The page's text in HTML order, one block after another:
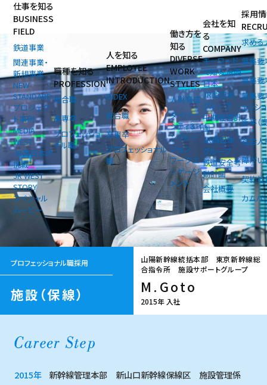
仕事を知る
BUSINESS
FIELD
鉄道事業
関連事業・
新規事業
NEW
STANDARD
プロジェク
ト事例
MEDIA
WEST
JR西日本の
挑戦
JR WEST
STORY
スペシャル
ムービー
職種を知る
PROFESSION
総合職
高専卒
プロフェッショ
ナル職
人を知る
EMPLOYEE
INTRODUCTION
INDEX
総合職
高専卒
プロフェッショナル
職
働き方を
知る
DIVERSE
WORK
STYLES
人財育成
ダイバー
シティ＆イ
ンクルー
ジョン
ワークエ
ンゲージ
メント
会社を知
る
COMPANY
キーワード
で知るJR西
日本
JR西日本
グループ
中期経営計
画
JR西日本
グループ
鉄道安全考
動計画
会社概要
採用
求める
募集要
募集要
募集要
ェッシ
新卒（
社会人
障がい
契約
カムバ
プロフェッショナル職採用
施設（保線）
山陽新幹線統括本部 東京新幹線総
合指令所 施設サポートグループ
M.Goto
2015年 入社
2015年
新幹線管理本部 新山口新幹線保線区 施設管理係